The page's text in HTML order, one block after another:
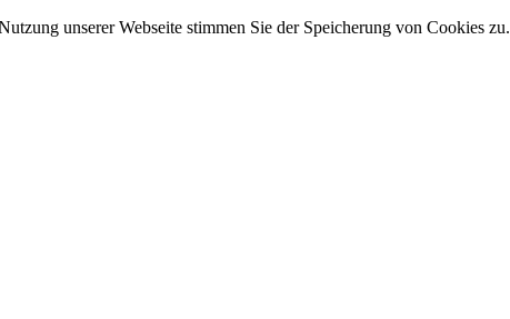
unserer Webseite stimmen Sie der Speicherung von Cookies zu.